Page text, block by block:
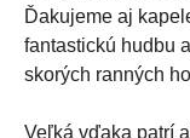
Ďakujeme aj
fantastickú hudbu
skorých ranných
Veľká vďaka patrí